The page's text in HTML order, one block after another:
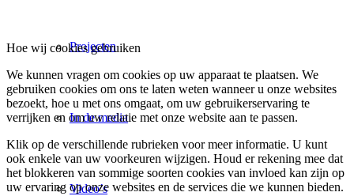
Projecten
In de media
Video’s
Hoe wij cookies gebruiken
We kunnen vragen om cookies op uw apparaat te plaatsen. We
gebruiken cookies om ons te laten weten wanneer u onze websites
bezoekt, hoe u met ons omgaat, om uw gebruikerservaring te
verrijken en om uw relatie met onze website aan te passen.
Klik op de verschillende rubrieken voor meer informatie. U kunt
ook enkele van uw voorkeuren wijzigen. Houd er rekening mee dat
het blokkeren van sommige soorten cookies van invloed kan zijn op
uw ervaring op onze websites en de services die we kunnen bieden.